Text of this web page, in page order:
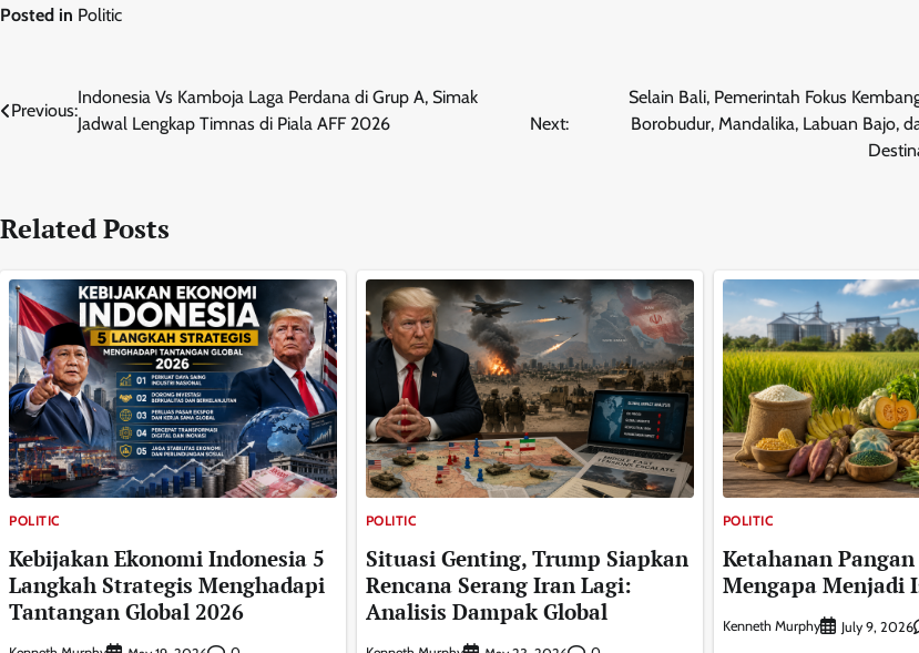
Posted in Politic
Post
navigation
Previous:
Indonesia Vs Kamboja Laga Perdana di Grup A, Simak
Jadwal Lengkap Timnas di Piala AFF 2026
Next:
Selain Bali, Pemerintah Fokus
Borobudur, Mandalika, Labuan Bajo,
Related Posts
POLITIC
Kebijakan Ekonomi Indonesia 5
Langkah Strategis Menghadapi
Tantangan Global 2026
POLITIC
Situasi Genting, Trump Siapkan
Rencana Serang Iran Lagi:
Analisis Dampak Global
POLITIC
Ketahanan
Mengapa Menjadi
Kenneth Murphy July 9, 2026